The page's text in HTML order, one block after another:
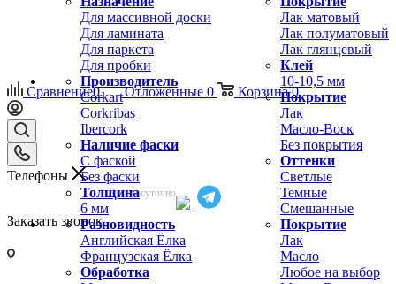
Для массивной доски
Для ламината
Для паркета
Для пробки
Лак матовый
Лак полуматовый
Лак глянцевый
Клей
Производитель
Corkart
Corkribas
Ibercork
Наличие фаски
С фаской
Без фаски
Толщина
6 мм
10-10,5 мм
Покрытие
Лак
Масло-Воск
Без покрытия
Оттенки
Светлые
Темные
Смешанные
Разновидность
Английская Ёлка
Французская Ёлка
Обработка
Покрытие
Лак
Масло
Любое на выбор
Сравнение0 Отложенные 0 Корзина 0
Телефоны
Круглосуточно
Заказать звонок